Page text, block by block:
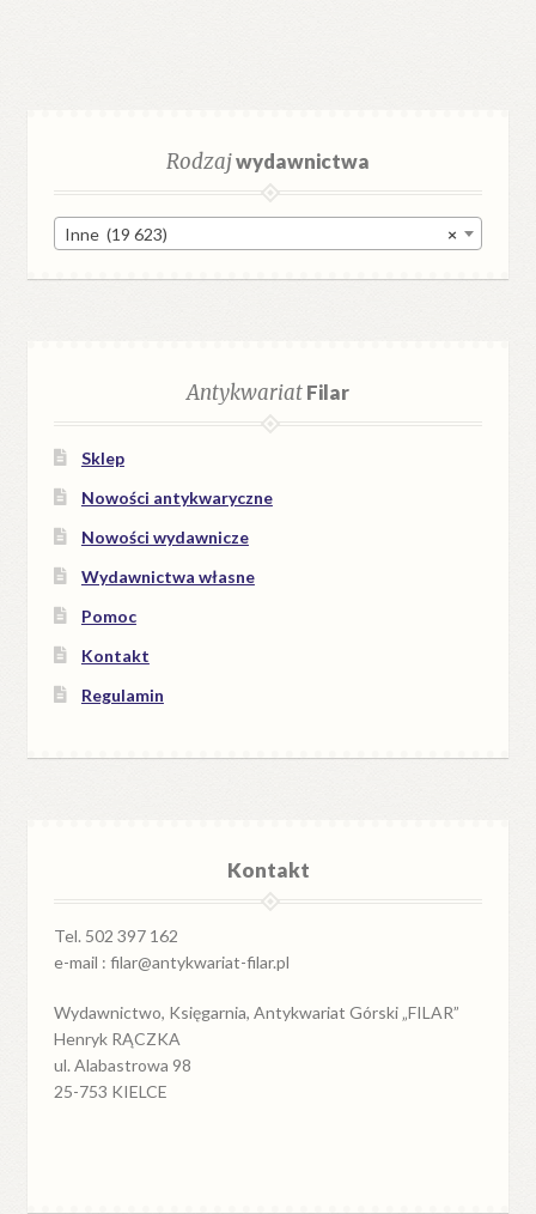
Rodzajwydawnictwa
×
Inne (19 623)
AntykwariatFilar
Sklep
Nowości antykwaryczne
Nowości wydawnicze
Wydawnictwa własne
Pomoc
Kontakt
Regulamin
Kontakt
Tel. 502 397 162
e-mail : filar@antykwariat-filar.pl
Wydawnictwo, Księgarnia, Antykwariat Górski „FILAR”
Henryk RĄCZKA
ul. Alabastrowa 98
25-753 KIELCE